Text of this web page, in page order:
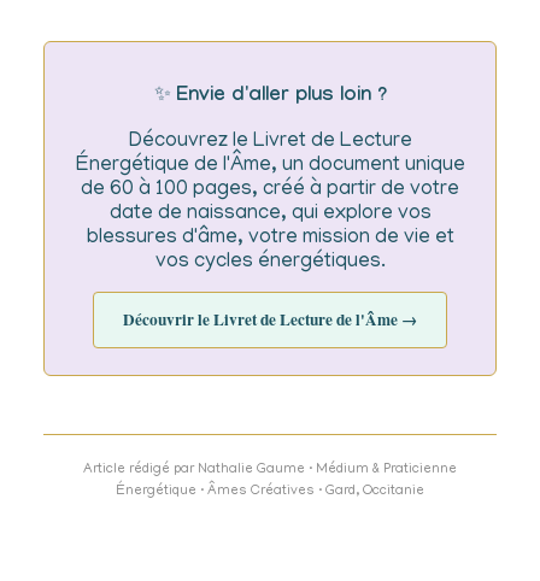
✨ Envie d'aller plus loin ?
Découvrez le Livret de Lecture
Énergétique de l'Âme, un document unique
de 60 à 100 pages, créé à partir de votre
date de naissance, qui explore vos
blessures d'âme, votre mission de vie et
vos cycles énergétiques.
Découvrir le Livret de Lecture de l'Âme →
Article rédigé par Nathalie Gaume · Médium & Praticienne
Énergétique · Âmes Créatives · Gard, Occitanie